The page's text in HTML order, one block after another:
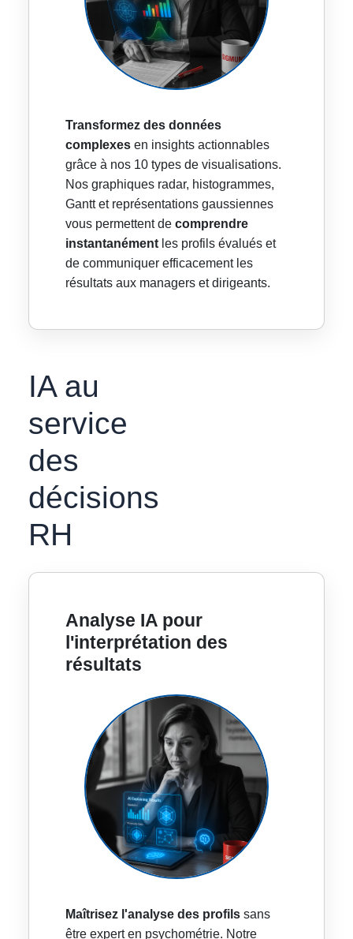
Transformez des données
complexes en insights actionnables
grâce à nos 10 types de visualisations.
Nos graphiques radar, histogrammes,
Gantt et représentations gaussiennes
vous permettent de comprendre
instantanément les profils évalués et
de communiquer efficacement les
résultats aux managers et dirigeants.
IA au
service
des
décisions
RH
Analyse IA pour
l'interprétation des
résultats
Maîtrisez l'analyse des profils sans
être expert en psychométrie. Notre